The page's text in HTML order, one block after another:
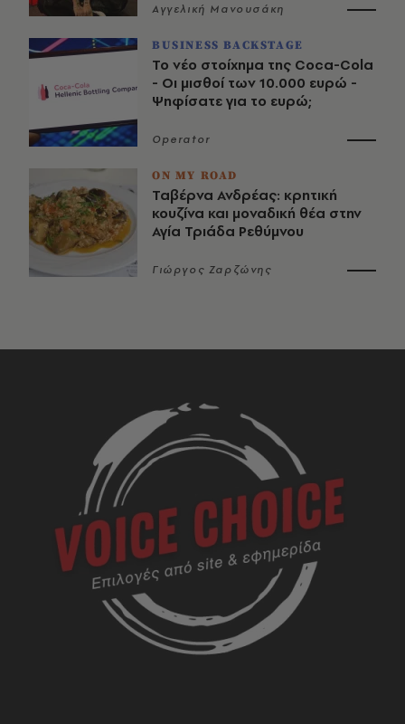
Αγγελική Μανουσάκη
BUSINESS BACKSTAGE
Το νέο στοίχημα της Coca-Cola
- Οι μισθοί των 10.000 ευρώ -
Ψηφίσατε για το ευρώ;
Operator
ON MY ROAD
Ταβέρνα Ανδρέας: κρητική
κουζίνα και μοναδική θέα στην
Αγία Τριάδα Ρεθύμνου
Γιώργος Ζαρζώνης